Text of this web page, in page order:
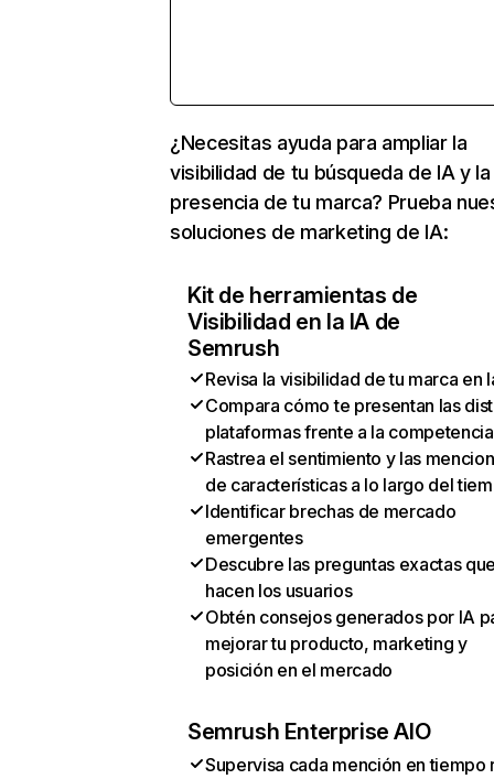
¿Necesitas ayuda para ampliar la
visibilidad de tu búsqueda de IA y la
presencia de tu marca? Prueba
soluciones de marketing de IA:
Kit de herramientas de
Visibilidad en la IA de
Semrush
Revisa la visibilidad de tu marca en
Compara cómo te presentan las
plataformas frente a la competencia
Rastrea el sentimiento y las
de características a lo largo del
Identificar brechas de mercado
emergentes
Descubre las preguntas exactas
hacen los usuarios
Obtén consejos generados por IA
mejorar tu producto, marketing y
posición en el mercado
Semrush Enterprise AIO
Supervisa cada mención en tiempo